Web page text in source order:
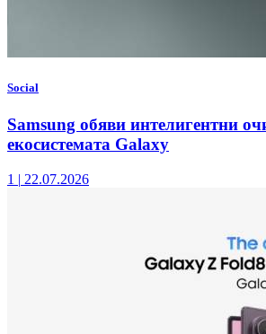
Social
Samsung обяви интелигентни
екосистемата Galaxy
1 | 22.07.2026